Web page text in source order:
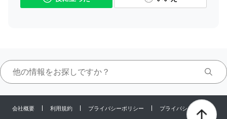
会社概要 利用規約 プライバシーポリシー プライバシーセンター